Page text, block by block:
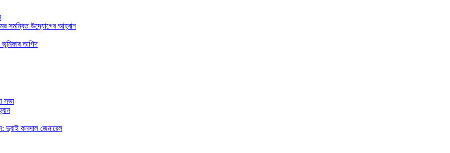
সমন্বিত উদ্যোগের আহ্বান
তাগিদ
সভা
দুবাই কনসাল জেনারেল